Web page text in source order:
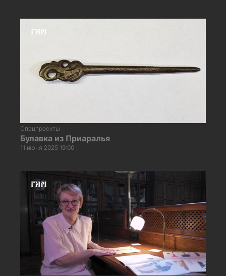
Спецпроекты
Булавка из Приаралья
11 июня 2025 19:00